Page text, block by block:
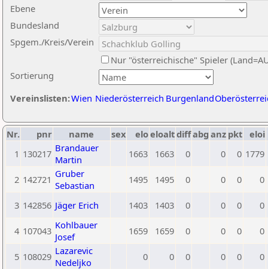
Ebene
Sortierung
Bundesland
Spgem./Kreis/Verein
Nur "österreichische" Spieler
Vereinslisten:Wien Niederösterreich Burgenland
Nr. pnr name sex eloeloaltdiffabg anz pkt eloi
1 130217 Brandauer
Martin
1663 1663 0 0 0 1779
2 142721 Gruber
Sebastian
1495 1495 0 0 0 0
3 142856 Jäger Erich 1403 1403 0 0 0 0
4 107043 Kohlbauer
Josef
1659 1659 0 0 0 0
5 108029 Lazarevic
Nedeljko
0 0 0 0 0 0